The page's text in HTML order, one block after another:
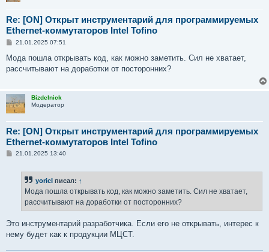
Re: [ON] Открыт инструментарий для программируемых
Ethernet-коммутаторов Intel Tofino
С
о
щ
и
е
21.01.2025 07:51
Мода пошла открывать код, как можно заметить. Сил не хватает,
рассчитывают на доработки от посторонних?
Bizdelnick
Модератор
Re: [ON] Открыт инструментарий для программируемых
Ethernet-коммутаторов Intel Tofino
С21.01.2025 13:40
yoricI писал: ↑
Мода пошла открывать код, как можно заметить. Сил не хватает,
рассчитывают на доработки от посторонних?
Это инструментарий разработчика. Если его не открывать, интерес к
нему будет как к продукции МЦСТ.